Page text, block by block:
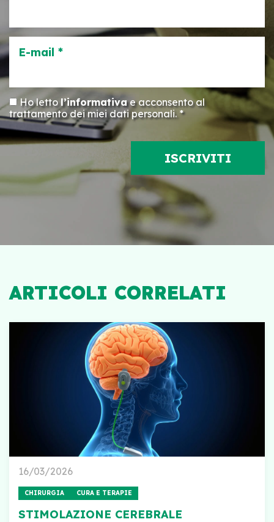
E-mail *
Ho lettol’informativae acconsento al
trattamento dei miei dati personali. *
ARTICOLI CORRELATI
16/03/2026
CHIRURGIA CURA E TERAPIE
STIMOLAZIONE CEREBRALE